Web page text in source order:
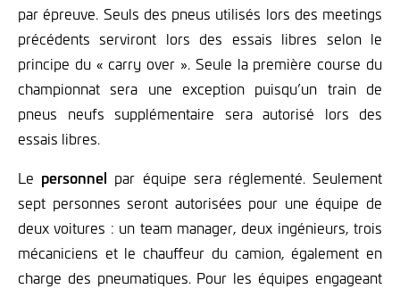
par épreuve. Seuls des pneus utilisés lors des meetings
précédents serviront lors des essais libres selon le
principe du « carry over ». Seule la première course du
championnat sera une exception puisqu’un train de
pneus neufs supplémentaire sera autorisé lors des
essais libres.
Le personnel par équipe sera réglementé. Seulement
sept personnes seront autorisées pour une équipe de
deux voitures : un team manager, deux ingénieurs, trois
mécaniciens et le chauffeur du camion, également en
charge des pneumatiques. Pour les équipes engageant